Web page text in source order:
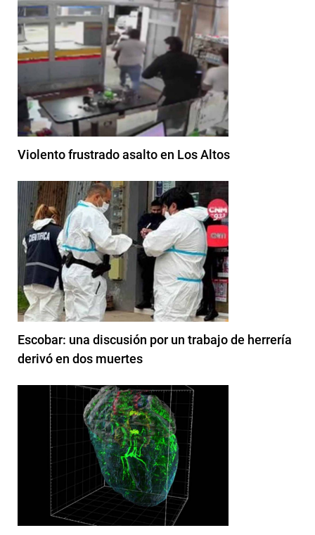
Violento frustrado asalto en Los Altos
Escobar: una discusión por un trabajo de herrería
derivó en dos muertes